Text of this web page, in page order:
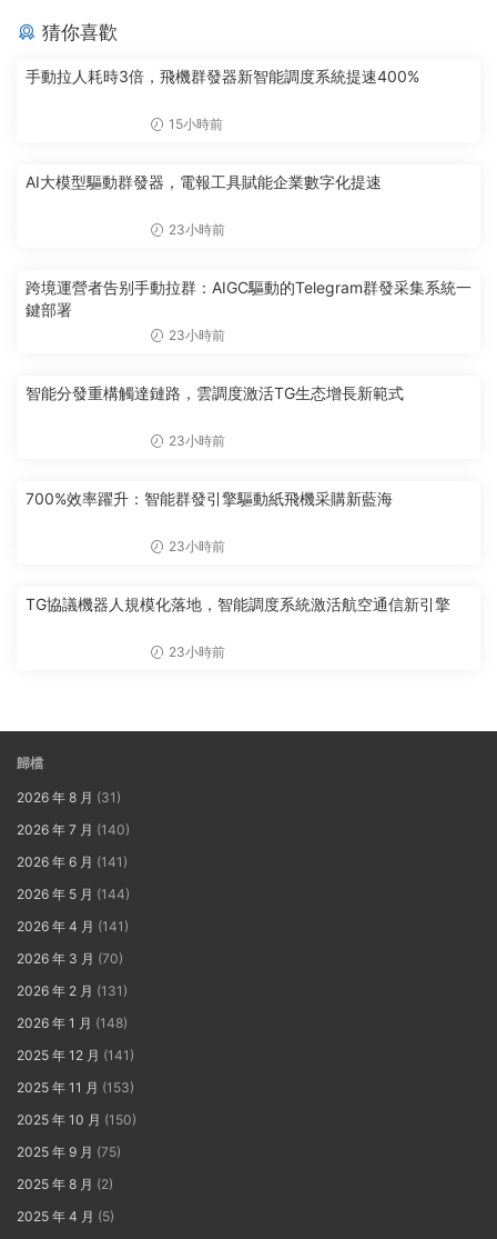
猜你喜歡
手動拉人耗時3倍，飛機群發器新智能調度系統提速400%
15小時前
AI大模型驅動群發器，電報工具賦能企業數字化提速
23小時前
跨境運營者告别手動拉群：AIGC驅動的Telegram群發采集系統一
鍵部署
23小時前
智能分發重構觸達鏈路，雲調度激活TG生态增長新範式
23小時前
700%效率躍升：智能群發引擎驅動紙飛機采購新藍海
23小時前
TG協議機器人規模化落地，智能調度系統激活航空通信新引擎
23小時前
歸檔
2026 年 8 月 (31)
2026 年 7 月 (140)
2026 年 6 月 (141)
2026 年 5 月 (144)
2026 年 4 月 (141)
2026 年 3 月 (70)
2026 年 2 月 (131)
2026 年 1 月 (148)
2025 年 12 月 (141)
2025 年 11 月 (153)
2025 年 10 月 (150)
2025 年 9 月 (75)
2025 年 8 月 (2)
2025 年 4 月 (5)